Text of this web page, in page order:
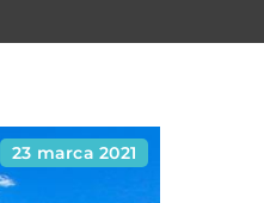
23 marca 2021